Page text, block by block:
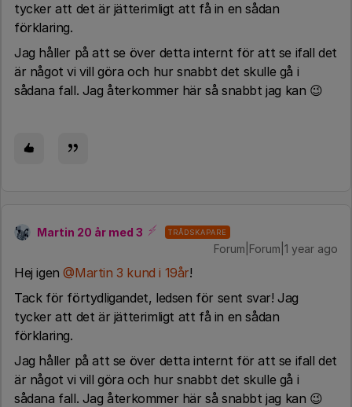
tycker att det är jätterimligt att få in en sådan
förklaring.
Jag håller på att se över detta internt för att se ifall det
är något vi vill göra och hur snabbt det skulle gå i
sådana fall. Jag återkommer här så snabbt jag kan 😉
Martin 20 år med 3 TRÅDSKAPARE
Forum|Forum|1 year ago
Hej igen ​@Martin 3 kund i 19år!
Tack för förtydligandet, ledsen för sent svar! Jag
tycker att det är jätterimligt att få in en sådan
förklaring.
Jag håller på att se över detta internt för att se ifall det
är något vi vill göra och hur snabbt det skulle gå i
sådana fall. Jag återkommer här så snabbt jag kan 😉